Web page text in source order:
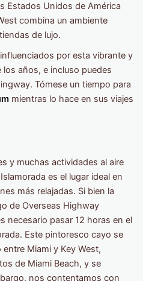
Estados Unidos de América
combina un ambiente
de lujo.
por esta vibrante y
años, e incluso puedes
Tómese un tiempo para
mientras lo hace en sus viajes
y muchas actividades al aire
es el lugar ideal en
más relajadas. Si bien la
de Overseas Highway
necesario pasar 12 horas en el
Este pintoresco cayo se
Miami y Key West,
de Miami Beach, y se
nos contentamos con